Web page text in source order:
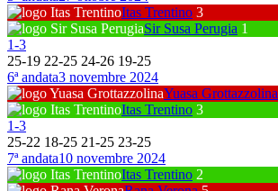
Itas Trentino 3
Sir Susa Perugia 1
1-3
25-19 22-25 24-26 19-25
6ª andata3 novembre 2024
Yuasa Grottazzolina
Itas Trentino 3
1-3
25-22 18-25 21-25 23-25
7ª andata10 novembre 2024
Itas Trentino 2